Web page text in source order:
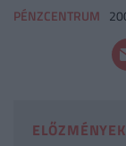
PÉNZCENTRUM
ELŐZMÉNYEK